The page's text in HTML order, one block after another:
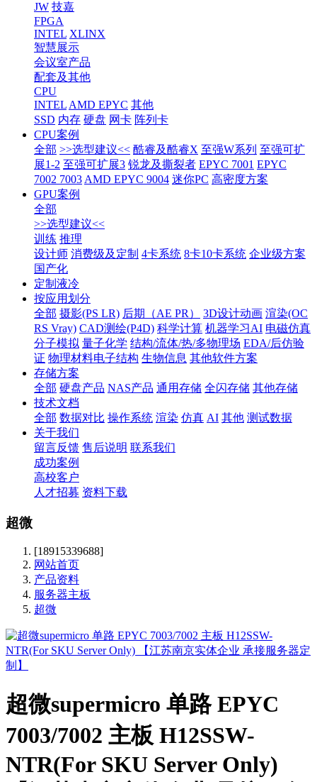
JW 技嘉
FPGA
INTEL XLINX
智慧展示
会议室产品
配套及其他
CPU
INTEL AMD EPYC 其他
SSD 内存 硬盘 网卡 阵列卡
CPU案例
全部 >>选型建议<< 酷睿及酷睿X 至强W系列 至强可扩
展1-2 至强可扩展3 锐龙及撕裂者 EPYC 7001 EPYC
7002 7003 AMD EPYC 9004 迷你PC 高密度方案
GPU案例
全部
>>选型建议<<
训练 推理
设计师 消费级及定制 4卡系统 8卡10卡系统 企业级方案
国产化
定制液冷
按应用划分
全部 摄影(PS LR) 后期（AE PR） 3D设计动画 渲染(OC
RS Vray) CAD测绘(P4D) 科学计算 机器学习AI 电磁仿真
分子模拟 量子化学 结构/流体/热/多物理场 EDA/后仿验
证 物理材料电子结构 生物信息 其他软件方案
存储方案
全部 硬盘产品 NAS产品 通用存储 全闪存储 其他存储
技术文档
全部 数据对比 操作系统 渲染 仿真 AI 其他 测试数据
关于我们
留言反馈 售后说明 联系我们
成功案例
高校客户
人才招募 资料下载
超微
[18915339688]
网站首页
产品资料
服务器主板
超微
超微supermicro 单路 EPYC
7003/7002 主板 H12SSW-
NTR(For SKU Server Only)